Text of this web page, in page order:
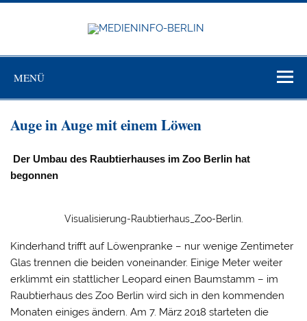
Zum
MENÜ
Auge in Auge mit einem Löwen
Der Umbau des Raubtierhauses im Zoo Berlin hat
begonnen
Visualisierung-Raubtierhaus_Zoo-Berlin.
Kinderhand trifft auf Löwenpranke – nur wenige Zentimeter
Glas trennen die beiden voneinander. Einige Meter weiter
erklimmt ein stattlicher Leopard einen Baumstamm – im
Raubtierhaus des Zoo Berlin wird sich in den kommenden
Monaten einiges ändern. Am 7. März 2018 starteten die